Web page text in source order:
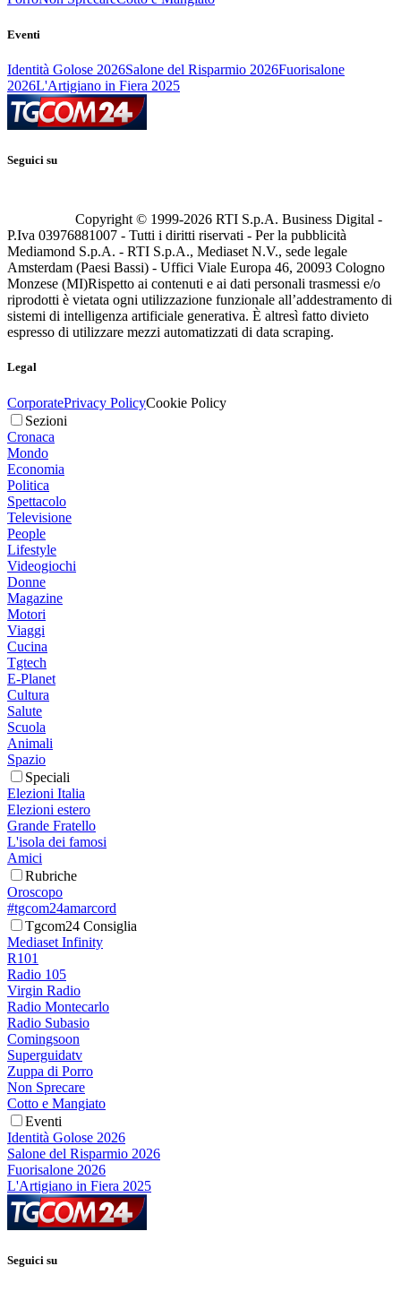
Eventi
Identità Golose 2026Salone del Risparmio 2026Fuorisalone
2026L'Artigiano in Fiera 2025
Seguici su
Copyright © 1999-2026 RTI S.p.A. Business Digital -
P.Iva 03976881007 - Tutti i diritti riservati - Per la pubblicità
Mediamond S.p.A. - RTI S.p.A., Mediaset N.V., sede legale
Amsterdam (Paesi Bassi) - Uffici Viale Europa 46, 20093 Cologno
Monzese (MI)Rispetto ai contenuti e ai dati personali trasmessi e/o
riprodotti è vietata ogni utilizzazione funzionale all’addestramento di
sistemi di intelligenza artificiale generativa. È altresì fatto divieto
espresso di utilizzare mezzi automatizzati di data scraping.
Legal
CorporatePrivacy PolicyCookie Policy
Sezioni
Cronaca
Mondo
Economia
Politica
Spettacolo
Televisione
People
Lifestyle
Videogiochi
Donne
Magazine
Motori
Viaggi
Cucina
Tgtech
E-Planet
Cultura
Salute
Scuola
Animali
Spazio
Speciali
Elezioni Italia
Elezioni estero
Grande Fratello
L'isola dei famosi
Amici
Rubriche
Oroscopo
#tgcom24amarcord
Tgcom24 Consiglia
Mediaset Infinity
R101
Radio 105
Virgin Radio
Radio Montecarlo
Radio Subasio
Comingsoon
Superguidatv
Zuppa di Porro
Non Sprecare
Cotto e Mangiato
Eventi
Identità Golose 2026
Salone del Risparmio 2026
Fuorisalone 2026
L'Artigiano in Fiera 2025
Seguici su